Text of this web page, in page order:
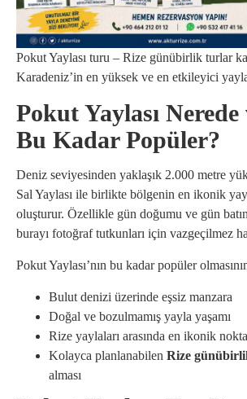
Pokut Yaylası turu – Rize günübirlik turlar
Karadeniz’in en yüksek ve en etkileyici
Pokut Yaylası Nerede
Bu Kadar Popüler?
Deniz seviyesinden yaklaşık 2.000 metre
Sal Yaylası ile birlikte bölgenin en ikonik
oluşturur. Özellikle gün doğumu ve gün
burayı fotoğraf tutkunları için vazgeçilmez
Pokut Yaylası’nın bu kadar popüler
Bulut denizi üzerinde eşsiz manzara
Doğal ve bozulmamış yayla yaşamı
Rize yaylaları arasında en ikonik
Kolayca planlanabilen Rize
alması